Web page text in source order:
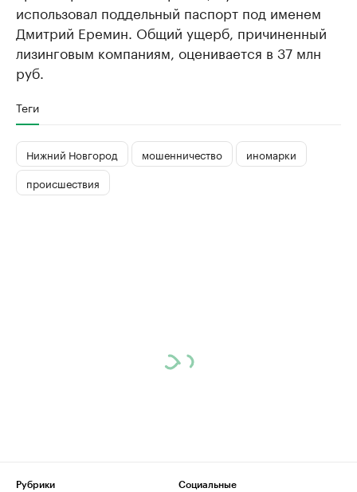
использовал поддельный паспорт под именем
Дмитрий Еремин. Общий ущерб, причиненный
лизинговым компаниям, оценивается в 37 млн
руб.
Теги
Нижний Новгород мошенничество
иномарки
происшествия
Рубрики
Социальные